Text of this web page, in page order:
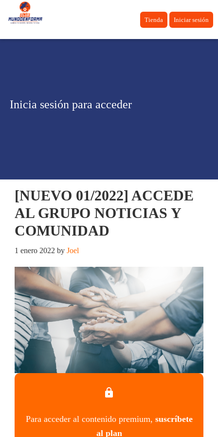
Tienda Iniciar sesión
Inicia sesión para acceder
[NUEVO 01/2022] ACCEDE
AL GRUPO NOTICIAS Y
COMUNIDAD
1 enero 2022 by Joel
Para acceder al contenido premium, suscríbete
al plan